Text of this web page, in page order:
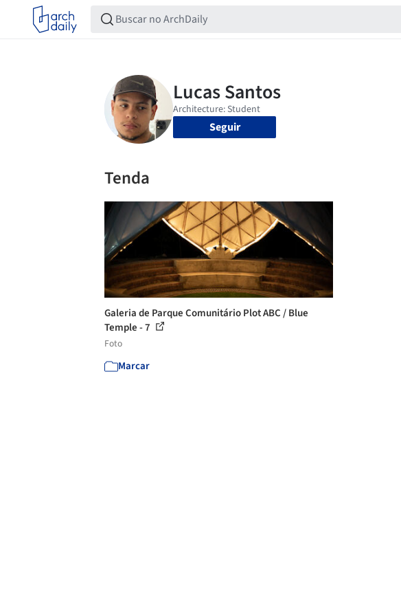
Seguir
Tenda
Galeria de Parque Comunitário Plot ABC / Blue
Temple - 7
Foto
Marcar